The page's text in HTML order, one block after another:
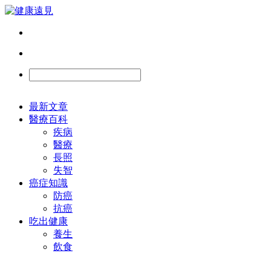
最新文章
醫療百科
疾病
醫療
長照
失智
癌症知識
防癌
抗癌
吃出健康
養生
飲食